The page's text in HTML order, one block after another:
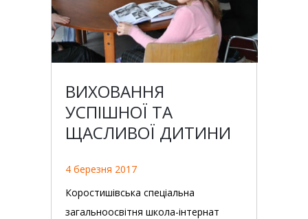
ВИХОВАННЯ
УСПІШНОЇ ТА
ЩАСЛИВОЇ ДИТИНИ
4 березня 2017
Коростишівська спеціальна
загальноосвітня школа-інтернат